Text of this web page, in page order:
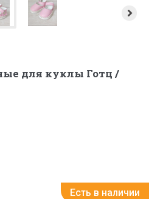
для куклы Готц /
Есть в наличии